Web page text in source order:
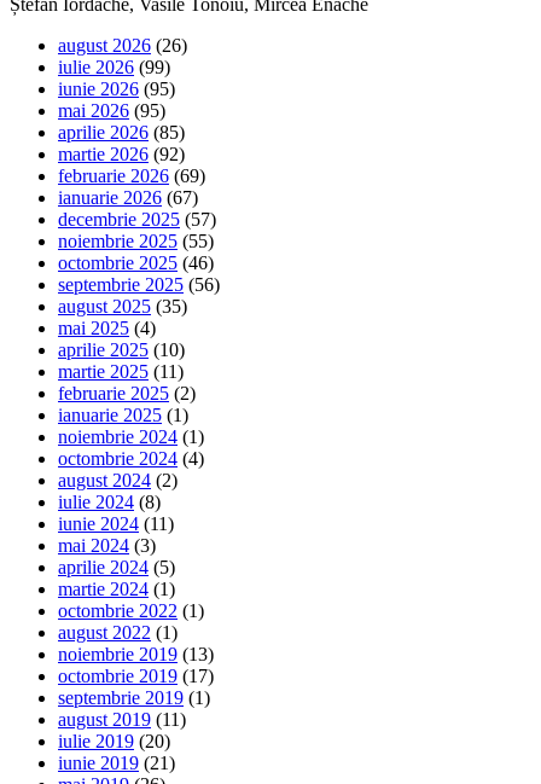
august 2026 (26)
iulie 2026 (99)
iunie 2026 (95)
mai 2026 (95)
aprilie 2026 (85)
martie 2026 (92)
februarie 2026 (69)
ianuarie 2026 (67)
decembrie 2025 (57)
noiembrie 2025 (55)
octombrie 2025 (46)
septembrie 2025 (56)
august 2025 (35)
mai 2025 (4)
aprilie 2025 (10)
martie 2025 (11)
februarie 2025 (2)
ianuarie 2025 (1)
noiembrie 2024 (1)
octombrie 2024 (4)
august 2024 (2)
iulie 2024 (8)
iunie 2024 (11)
mai 2024 (3)
aprilie 2024 (5)
martie 2024 (1)
octombrie 2022 (1)
august 2022 (1)
noiembrie 2019 (13)
octombrie 2019 (17)
septembrie 2019 (1)
august 2019 (11)
iulie 2019 (20)
iunie 2019 (21)